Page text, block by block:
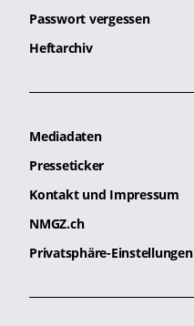
Passwort vergessen
Heftarchiv
Mediadaten
Presseticker
Kontakt und Impressum
NMGZ.ch
Privatsphäre-Einstellungen